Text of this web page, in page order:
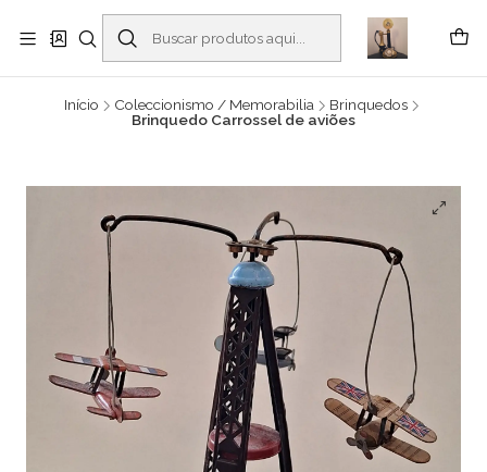
Buscantiguidades - Leilões. Colecionismo e antiguidades em Viana do
Castelo -
Leia mais
Início Coleccionismo / Memorabilia
Brinquedos
Brinquedo Carrossel de aviões